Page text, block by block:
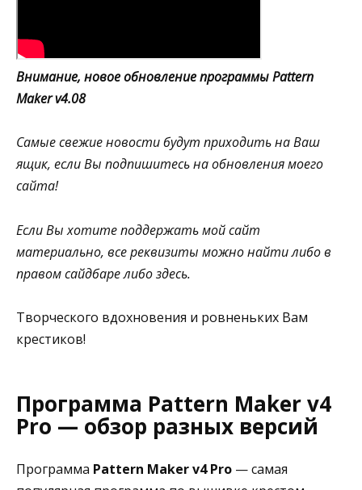
Внимание, новое обновление программы Pattern
Maker v4.08
Самые свежие новости будут приходить на Ваш
ящик, если Вы подпишитесь на обновления моего
сайта!
Если Вы хотите поддержать мой сайт
материально, все реквизиты можно найти либо в
правом сайдбаре либо здесь.
Творческого вдохновения и ровненьких Вам
крестиков!
Программа Pattern Maker v4
Pro — обзор разных версий
Программа Pattern Maker v4 Pro — самая